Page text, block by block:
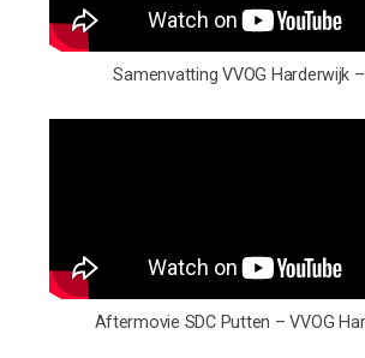
Samenvatting VVOG Harderwijk –
Aftermovie SDC Putten – VVOG